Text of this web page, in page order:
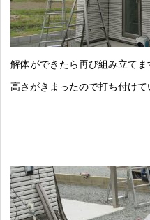
解体ができたら再び組み立てま
高さがきまったので打ち付けて